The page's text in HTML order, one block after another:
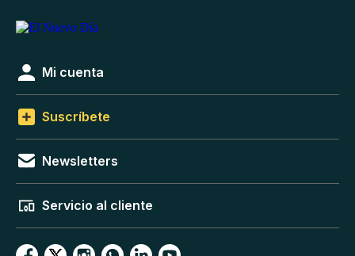
Mi cuenta
Suscríbete
Newsletters
Servicio al cliente